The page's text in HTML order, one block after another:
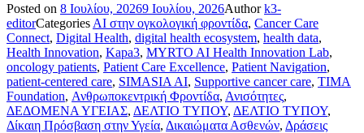
Posted on 8 Ιουλίου, 20269 Ιουλίου, 2026Authork3-
editorCategories AI στην ογκολογική φροντίδα, Cancer Care
Connect, Digital Health, digital health ecosystem, health data,
Health Innovation, Kapa3, MYRTO AI Health Innovation Lab,
oncology patients, Patient Care Excellence, Patient Navigation,
patient-centered care, SIMASIA AI, Supportive cancer care, TIMA
Foundation, Ανθρωποκεντρική Φροντίδα, Ανισότητες,
ΔΕΔΟΜΕΝΑ ΥΓΕΙΑΣ, ΔΕΛΤΙΟ ΤΥΠΟΥ, ΔΕΛΤΙΟ ΤΥΠΟΥ,
Δίκαιη Πρόσβαση στην Υγεία, Δικαιώματα Ασθενών, Δράσεις